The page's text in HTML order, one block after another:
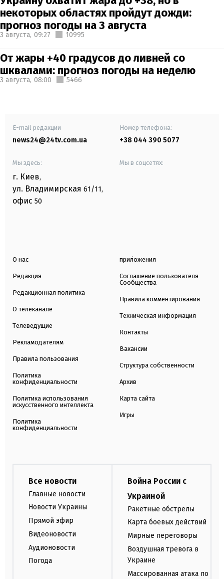
некоторых областях пройдут дожди:
прогноз погоды на 3 августа
3 августа, 09:27 10995
От жары +40 градусов до ливней со
шквалами: прогноз погоды на неделю
3 августа, 08:00 5466
E-mail редакции
news24@24tv.com.ua
Номер телефона:
+38 044 390 5077
Мы здесь:
г. Киев,
ул. Владимирская 61/11,
офис 50
Мы в соцсетях:
О нас
Редакция
Редакционная политика
О телеканале
Телеведущие
Рекламодателям
Правила пользования
Политика
конфиденциальности
Политика использования
искусственного интеллекта
Политика
конфиденциальности
приложения
Соглашение пользователя
Сообщества
Правила комментирования
Техническая информация
Контакты
Вакансии
Структура собственности
Архив
Карта сайта
Игры
Все новости
Главные новости
Новости Украины
Прямой эфир
Видеоновости
Аудионовости
Погода
Война России с
Украиной
Ракетные обстрелы
Карта боевых действий
Мирные переговоры
Воздушная тревога в
Украине
Массированная атака по